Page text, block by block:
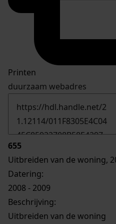
Printen
duurzaam webadres
655
Uitbreiden van de woning,
Datering:
2008 - 2009
Beschrijving:
Uitbreiden van de woning